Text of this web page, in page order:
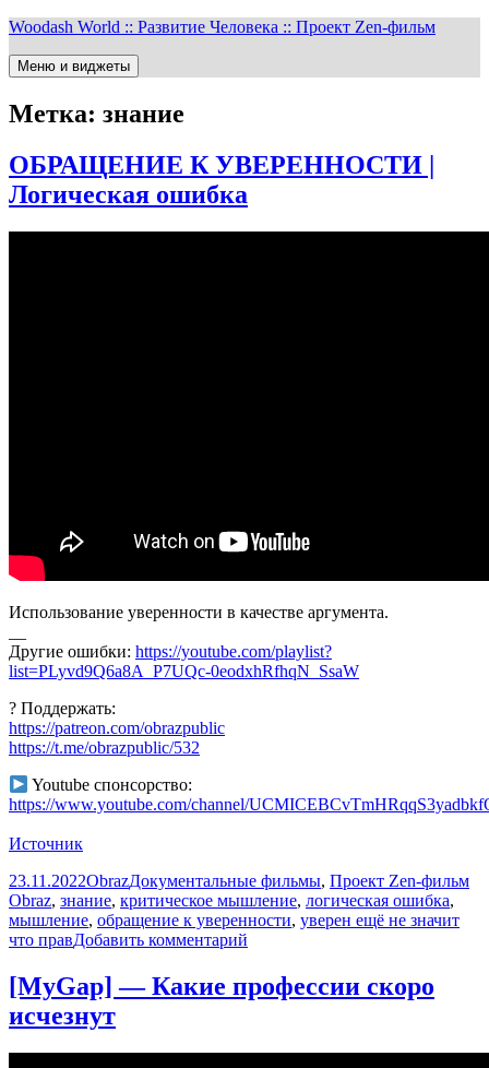
Перейти
содержимому
Woodash World :: Развитие Человека :: Проект Zen-фильм
Меню и виджеты
Метка: знание
ОБРАЩЕНИЕ К УВЕРЕННОСТИ |
Логическая ошибка
Использование уверенности в качестве аргумента.
Другие ошибки: https://youtube.com/playlist?
list=PLyvd9Q6a8A_P7UQc-0eodxhRfhqN_SsaW
? Поддержать:
https://patreon.com/obrazpublic
https://t.me/obrazpublic/532
Youtube спонсорство:
https://www.youtube.com/channel/
Источник
Опубликовано
23.11.2022Автор
ObrazРубрики
Документальные фильмы, Проект Zen-фильм
Obraz, знание, критическое мышление, логическая ошибка,
мышление, обращение к уверенности, уверен ещё не значит
что правДобавить комментарий
ОБРАЩЕНИЕ
К
Логическая
[MyGap] — Какие профессии скоро
исчезнут